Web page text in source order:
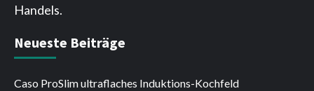
Handels.
Neueste Beiträge
Caso ProSlim ultraflaches Induktions-Kochfeld